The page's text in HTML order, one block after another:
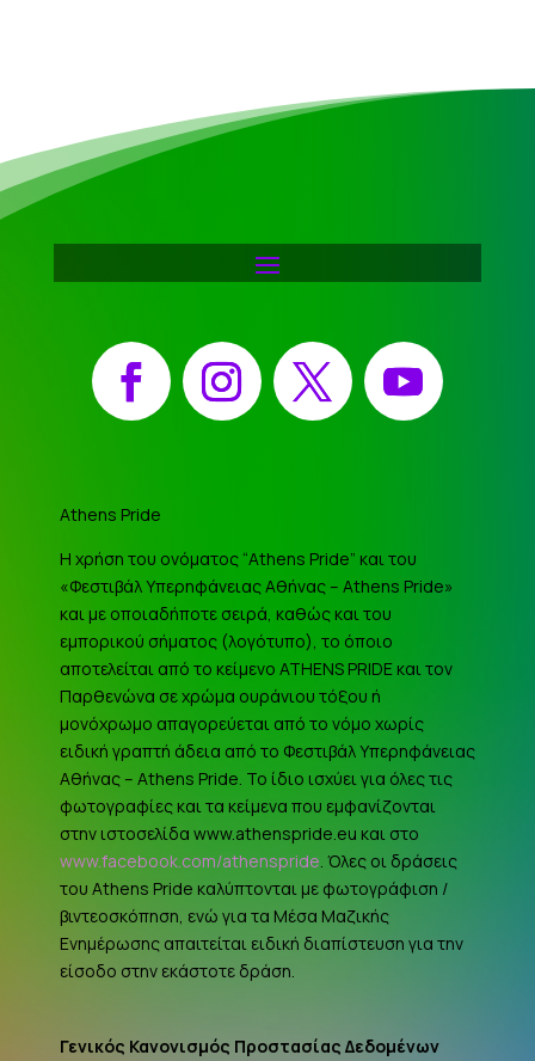
Facebook Instagram X YouTube
Athens Pride
Η χρήση του ονόματος “Athens Pride” και του
«Φεστιβάλ Υπερηφάνειας Αθήνας – Athens Pride»
και με οποιαδήποτε σειρά, καθώς και του
εμπορικού σήματος (λογότυπο), το όποιο
αποτελείται από το κείμενο ATHENS PRIDE και τον
Παρθενώνα σε χρώμα ουράνιου τόξου ή
μονόχρωμο απαγορεύεται από το νόμο χωρίς
ειδική γραπτή άδεια από το Φεστιβάλ Υπερηφάνειας
Αθήνας – Athens Pride. Το ίδιο ισχύει για όλες τις
φωτογραφίες και τα κείμενα που εμφανίζονται
στην ιστοσελίδα www.athenspride.eu και στο
www.facebook.com/athenspride. Όλες οι δράσεις
του Athens Pride καλύπτονται με φωτογράφιση /
βιντεοσκόπηση, ενώ για τα Μέσα Μαζικής
Ενημέρωσης απαιτείται ειδική διαπίστευση για την
είσοδο στην εκάστοτε δράση.
Γενικός Κανονισμός Προστασίας Δεδομένων